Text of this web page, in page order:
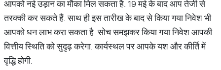
आपको नई उड़ान का मौका मिल सकता है. 19 मई के बाद आप तेजी से
तरक्की कर सकते हैं. साथ ही इस तारीख के बाद से किया गया निवेश भी
आपको धन लाभ करा सकता है. सोच समझकर किया गया निवेश आपकी
वित्तीय स्थिति को सुदृढ़ करेगा. कार्यस्थल पर आपके यश और कीर्ति में
वृद्धि होगी.